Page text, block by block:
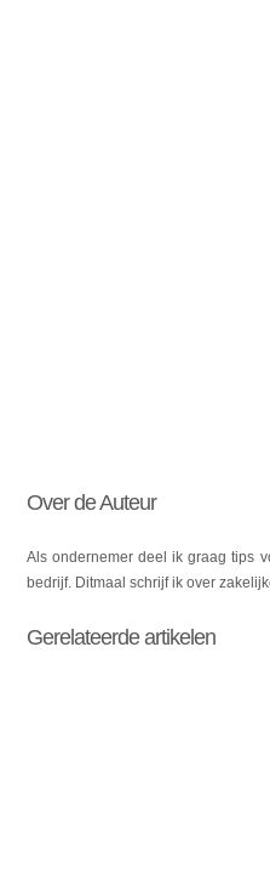
Over de Auteur
Als ondernemer deel ik graag tips
bedrijf. Ditmaal schrijf ik over
Gerelateerde artikelen